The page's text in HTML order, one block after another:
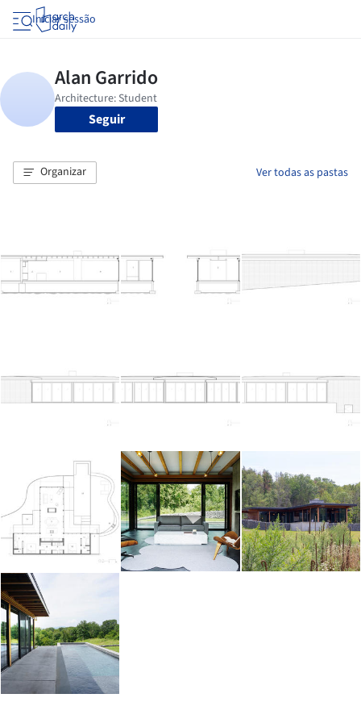
Iniciar sessão
Seguir
Organizar Ver todas as pastas